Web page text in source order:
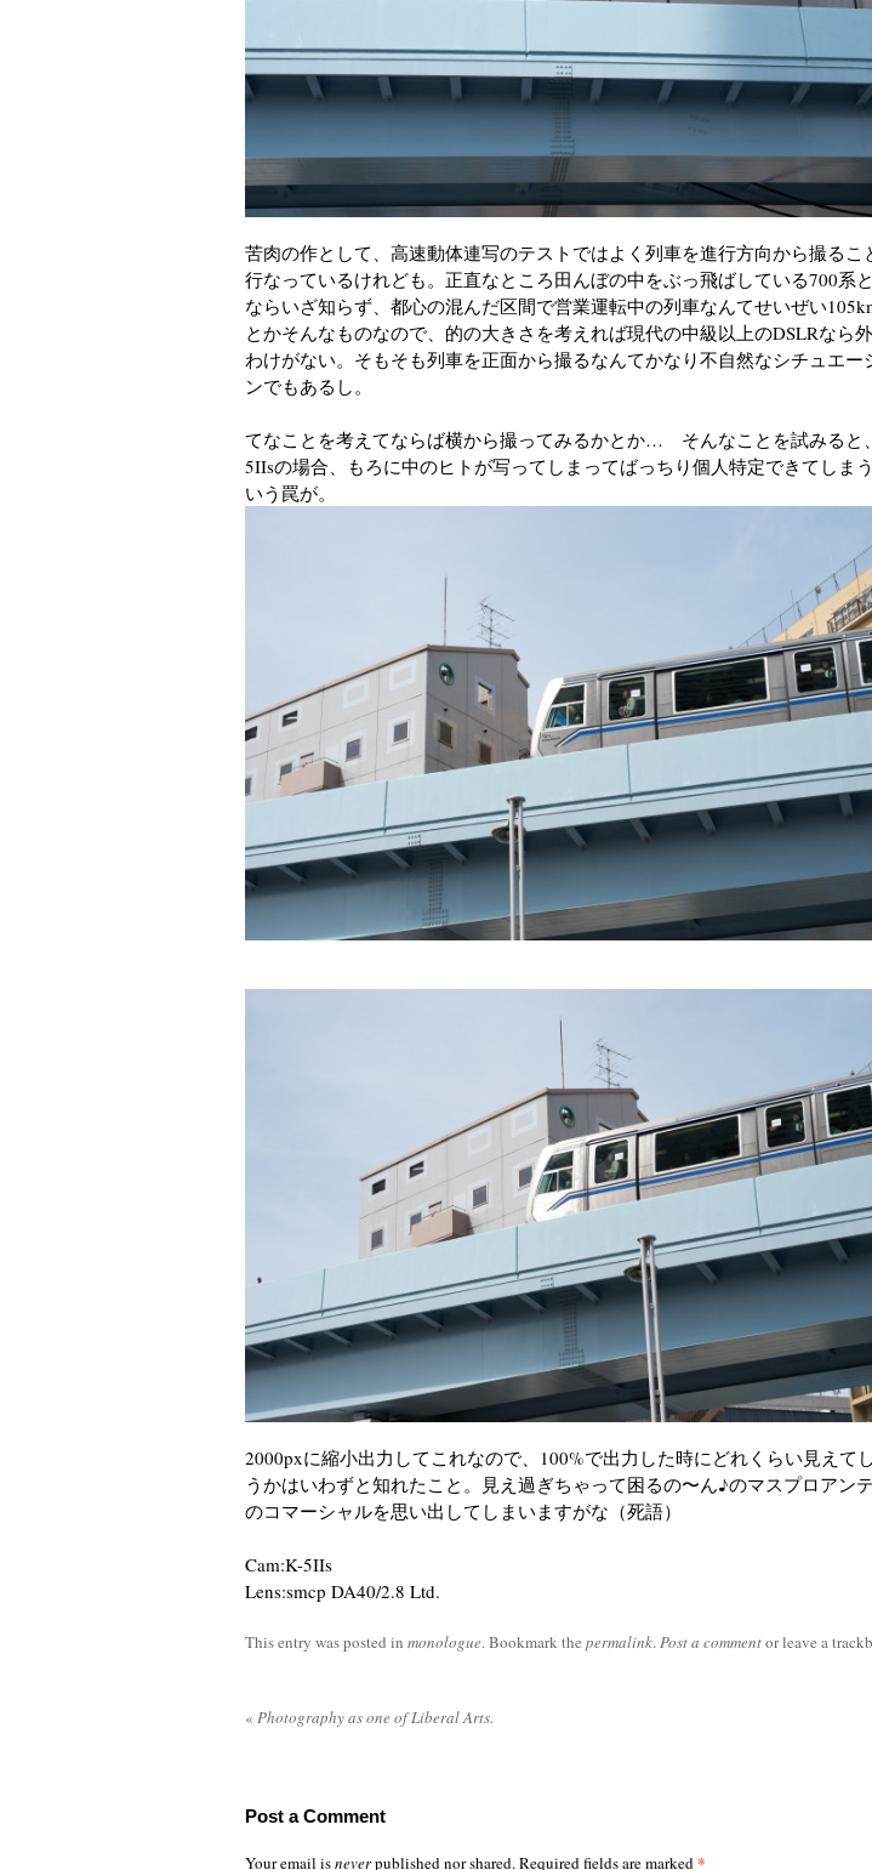
苦肉の作として、高速動体連写のテストではよく列車を進行方向から撮るこ
行なっているけれども。正直なところ田んぼの中をぶっ飛ばしている700系
ならいざ知らず、都心の混んだ区間で営業運転中の列車なんてせいぜい
とかそんなものなので、的の大きさを考えれば現代の中級以上のDSLRなら
わけがない。そもそも列車を正面から撮るなんてかなり不自然なシチュエー
ンでもあるし。
てなことを考えてならば横から撮ってみるかとか… そんなことを試みると
5IIsの場合、もろに中のヒトが写ってしまってばっちり個人特定できてしま
いう罠が。
2000pxに縮小出力してこれなので、100%で出力した時にどれくらい見えて
うかはいわずと知れたこと。見え過ぎちゃって困るの〜ん♪のマスプロアン
のコマーシャルを思い出してしまいますがな（死語）
Cam:K-5IIs
Lens:smcp DA40/2.8 Ltd.
This entry was posted in monologue. Bookmark the permalink.Post a commentor leave a
« Photography as one of Liberal Arts.
Post a Comment
Your email isneverpublished nor shared. Required fields are marked*